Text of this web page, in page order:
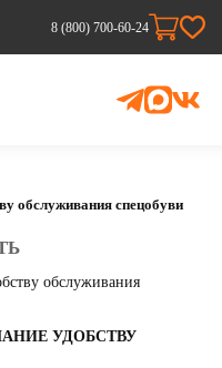
8 (800) 700-60-24
обслуживания спецобуви
УДОБСТВУ